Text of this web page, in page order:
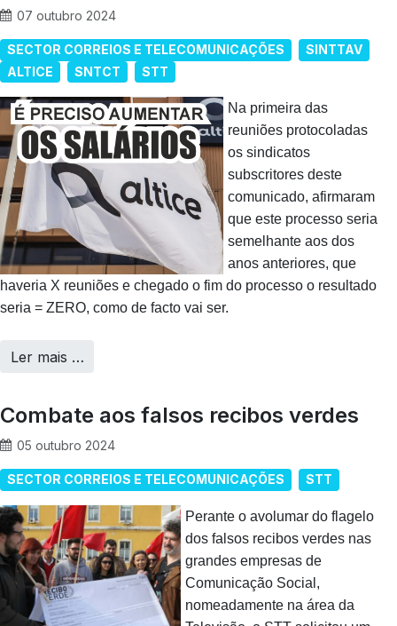
07 outubro 2024
SECTOR CORREIOS E TELECOMUNICAÇÕES
SINTTAV
ALTICE
SNTCT STT
Na primeira das
reuniões protocoladas
os sindicatos
subscritores deste
comunicado, afirmaram
que este processo seria
semelhante aos dos
anos anteriores, que
haveria X reuniões e chegado o fim do processo o resultado
seria = ZERO, como de facto vai ser.
Ler mais …
Combate aos falsos recibos verdes
05 outubro 2024
SECTOR CORREIOS E TELECOMUNICAÇÕES STT
Perante o avolumar do flagelo
dos falsos recibos verdes nas
grandes empresas de
Comunicação Social,
nomeadamente na área da